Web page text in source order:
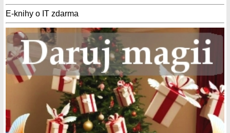
E-knihy o IT zdarma